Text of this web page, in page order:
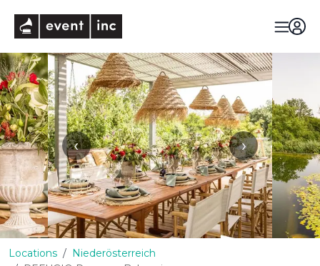
‹ ›
Locations
Niederösterreich